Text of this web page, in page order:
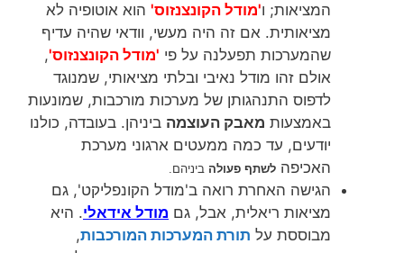
המציאות; ו'מודל הקונצנזוס' הוא אוטופיה לא
מציאותית. אם זה היה מעשי, וודאי שהיה עדיף
שהמערכות תפעלנה על פי 'מודל הקונצנזוס',
אולם זהו מודל נאיבי ובלתי מציאותי, שמנוגד
לדפוס התנהגותן של מערכות מורכבות, שמונעות
באמצעות מאבק העוצמה ביניהן. בעובדה, כולנו
יודעים, עד כמה ממעטים ארגוני מערכת
האכיפה לשתף פעולה ביניהם.
הגישה האחרת רואה ב'מודל הקונפליקט', גם
מציאות ריאלית, אבל, גם מודל אידאלי. היא
מבוססת על תורת המערכות המורכבות,